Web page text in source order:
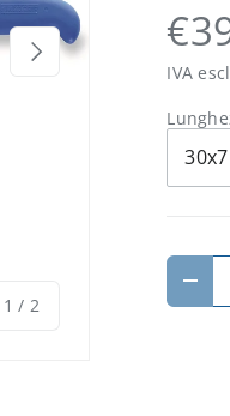
1 / di
2
Avanti
IVA
30x7
Q.tà